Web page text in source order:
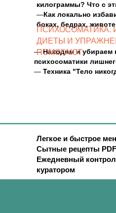
Легкое и быстрое
Сытные рецепты
Ежедневный
куратором
—Находим и убираем
психосоматики
— Техника "Тело
килограммы? Что с
—Как локально
боках, бедрах,
ПСИХОСОМАТИКА.
ДИЕТЫ И
ПОМОГАЮТ